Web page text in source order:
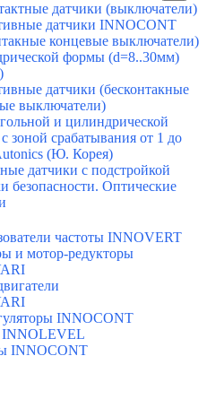
датчики (выключатели)
датчики INNOCONT
концевые выключатели)
формы (d=8..30мм)
датчики (бесконтакные
выключатели)
и цилиндрической
зоной срабатывания от 1 до
(Ю. Корея)
датчики с подстройкой
безопасности. Оптические
частоты INNOVERT
и мотор-редукторы
INNOCONT
INNOLEVEL
INNOCONT